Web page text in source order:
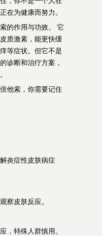
在为健康而努力。
的作用与功效。 它
质激素，能更快缓
等症状。但它不是
诊断和治疗方案，
他索，你需要记住
炎症性皮肤病症
察皮肤反应。
，特殊人群慎用。